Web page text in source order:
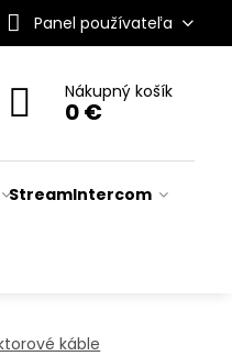
Panel používateľa
Nákupný košík
0 €
StreamIntercom
káble